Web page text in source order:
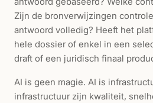
Zijn de bronverwijzingen
antwoord volledig? Heeft het
hele dossier of enkel in een
draft of een juridisch finaal
AI is geen magie. AI is
infrastructuur zijn kwaliteit,